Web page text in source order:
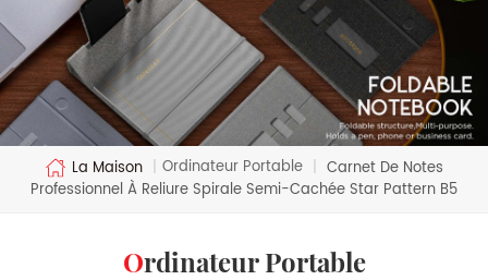
La Maison | Ordinateur Portable | Carnet De Notes
Professionnel À Reliure Spirale Semi-Cachée Star Pattern B5
Ordinateur Portable